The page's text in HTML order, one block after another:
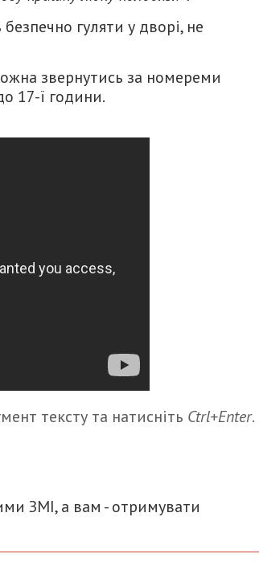
гуляти у дворі, не
звернутись за номереми
17-ї години.
тексту та натисніть Ctrl+Enter.
ЗМІ, а вам - отримувати